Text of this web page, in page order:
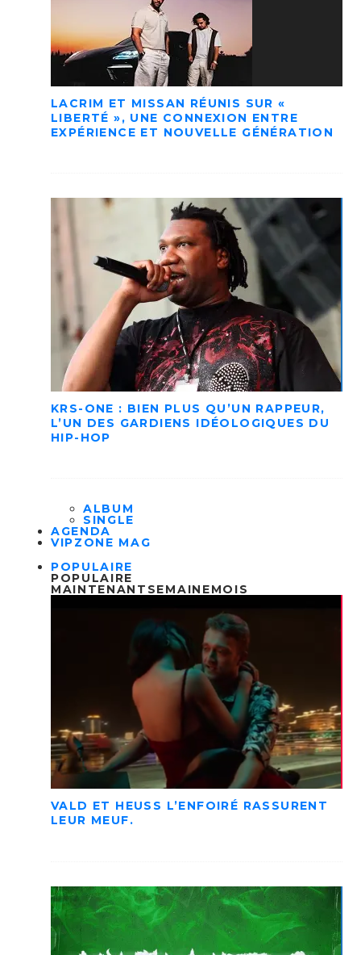
LACRIM ET MISSAN RÉUNIS SUR «
LIBERTÉ », UNE CONNEXION ENTRE
EXPÉRIENCE ET NOUVELLE GÉNÉRATION
KRS-ONE : BIEN PLUS QU’UN RAPPEUR,
L’UN DES GARDIENS IDÉOLOGIQUES DU
HIP-HOP
ALBUM
SINGLE
AGENDA
VIPZONE MAG
POPULAIRE
POPULAIRE
MAINTENANT SEMAINEMOIS
VALD ET HEUSS L’ENFOIRÉ RASSURENT
LEUR MEUF.